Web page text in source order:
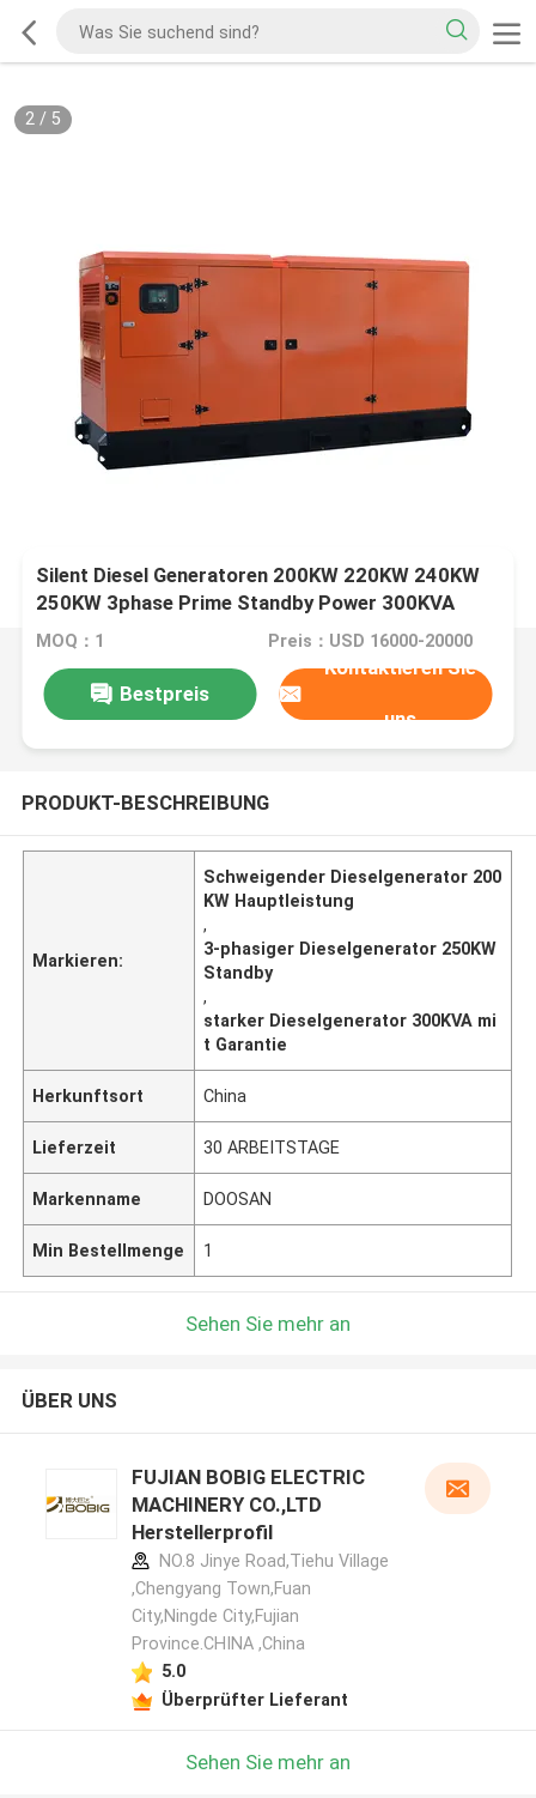
2/ 5
Silent Diesel Generatoren 200KW 220KW 240KW
250KW 3phase Prime Standby Power 300KVA
leistungsstarke Gensets mit Markenmotor zum
MOQ：1 Preis：USD 16000-20000
Bestpreis
Kontaktieren Sie
uns
PRODUKT-BESCHREIBUNG
Markieren:
Schweigender Dieselgenerator 200
KW Hauptleistung
,
3-phasiger Dieselgenerator 250KW
Standby
,
starker Dieselgenerator 300KVA mi
t Garantie
Herkunftsort China
Lieferzeit 30 ARBEITSTAGE
Markenname DOOSAN
Min Bestellmenge 1
Sehen Sie mehr an
ÜBER UNS
FUJIAN BOBIG ELECTRIC
MACHINERY CO.,LTD
Herstellerprofil
NO.8 Jinye Road,Tiehu Village
,Chengyang Town,Fuan
City,Ningde City,Fujian
Province.CHINA ,China
5.0
Überprüfter Lieferant
Sehen Sie mehr an